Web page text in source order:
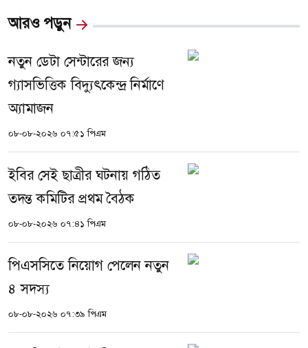
আরও পড়ুন
নতুন ডেটা সেন্টারের জন্য
গ্যাসভিত্তিক বিদ্যুৎকেন্দ্র নির্মাণে
অ্যামাজন
০৮-০৮-২০২৬ ০৭:৫১ পিএম
ইবির সেই ছাত্রীর ঘটনায় গঠিত
তদন্ত কমিটির প্রথম বৈঠক
০৮-০৮-২০২৬ ০৭:৪১ পিএম
পিএসসিতে নিয়োগ পেলেন নতুন
৪ সদস্য
০৮-০৮-২০২৬ ০৭:৩৯ পিএম